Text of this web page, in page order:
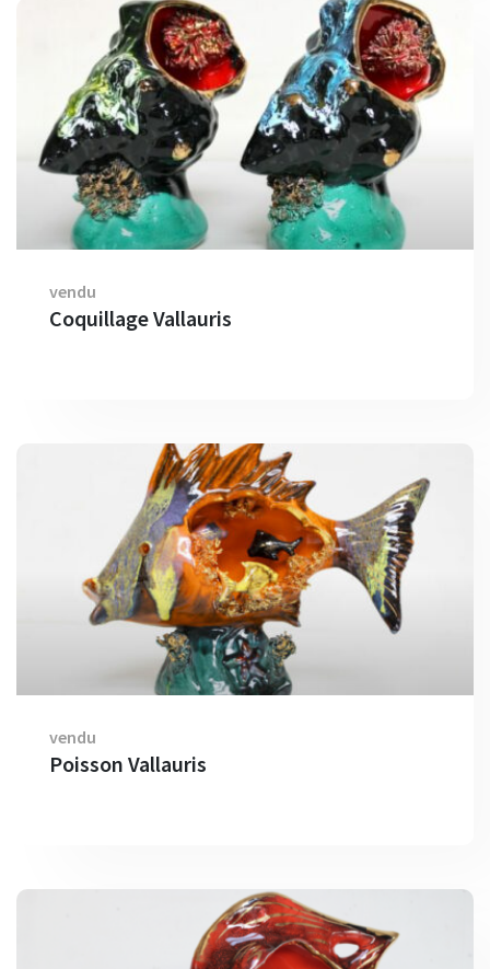
vendu
Coquillage Vallauris
vendu
Poisson Vallauris